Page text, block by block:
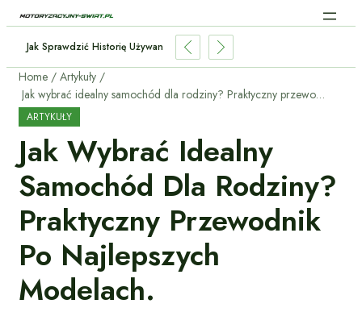
W Samochodach: Jak AI Zmienia Jazdę?
Home
Artykuły
Jak wybrać idealny samochód dla rodziny? Praktyczny przewodnik po najlepszych modelach.
ARTYKUŁY
Jak Wybrać Idealny
Samochód Dla Rodziny?
Praktyczny Przewodnik
Po Najlepszych
Modelach.